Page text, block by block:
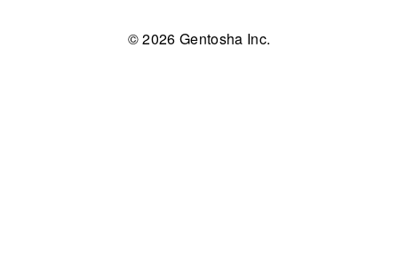
© 2026 Gentosha Inc.